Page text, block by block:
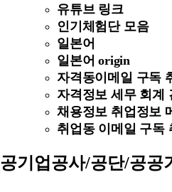
유튜브 링크
인기체험단 모음
일본어
일본어 origin
자격동이메일 구독
자격정보 세무 회계
채용정보 취업정보
취업동 이메일 구독
공기업공사/공단/공공